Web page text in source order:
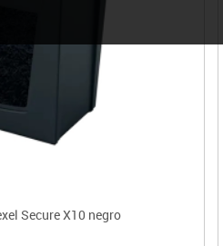
Secure X10 negro